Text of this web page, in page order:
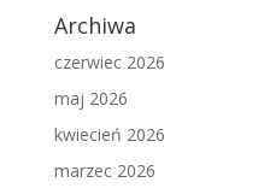
Archiwa
czerwiec 2026
maj 2026
kwiecień 2026
marzec 2026